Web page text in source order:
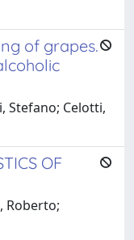
of grapes.
Stefano; Celotti,
OF
Roberto;